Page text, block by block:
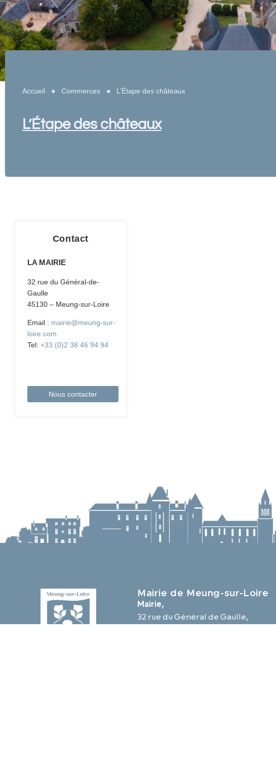
Accueil ● Commerces● L’Étape des châteaux
L’Étape des châteaux
Contact
LA MAIRIE
32 rue du Général-de-
Gaulle
45130 – Meung-sur-Loire
Email : mairie@meung-sur-
loire.com
Tel:+33 (0)2 38 46 94 94
Nous contacter
Mairie de Meung-sur-Loire
Mairie,
32 rue du Général de Gaulle,